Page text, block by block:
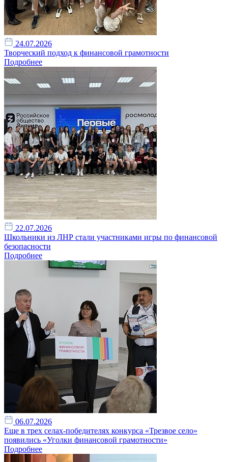
24.07.2026
Творческий подход к финансовой грамотности
Подробнее
22.07.2026
Школьники из ЛНР стали участниками игры по финансовой
безопасности
Подробнее
06.07.2026
Еще в трех селах-победителях конкурса «Трезвое село»
появились «Уголки финансовой грамотности»
Подробнее